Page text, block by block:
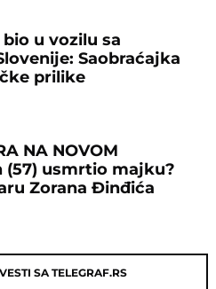
u vozilu sa
Saobraćajka
prilike
NA NOVOM
(57) usmrtio majku?
Zorana Đinđića
SA TELEGRAF.RS